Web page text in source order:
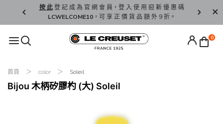
按 此登 記 成 為 官 網 會 員，登 入 使 用 迎 新 優 惠 碼
LCWELCOME10，可 享 正 價 貨 品 額 外 9 折。
香 港 / 澳
0
首頁 color Soleil
Bijou 木柄矽膠杓 (大) Soleil